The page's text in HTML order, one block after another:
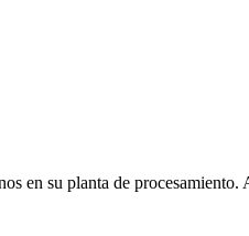
en su planta de